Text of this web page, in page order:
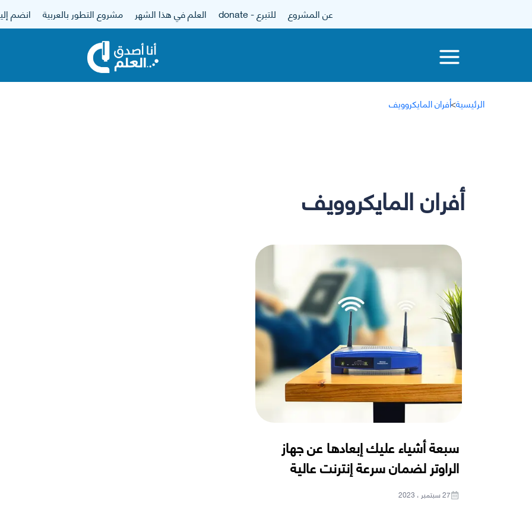
عن المشروع للتبرع - donate العلم في هذا الشهر مشروع التطور بالعربية انضم
الرئيسية>أفران المايكروويف
أفران المايكروويف
سبعة أشياء عليك إبعادها عن جهاز
الراوتر لضمان سرعة إنترنت عالية
27 سبتمبر ، 2023